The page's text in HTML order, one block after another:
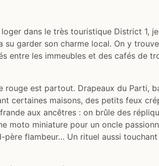
dans le très touristique District 1,
su garder son charme local. On y
entre les immeubles et des cafés de
rouge est partout. Drapeaux du Parti,
certaines maisons, des petits feux
aux ancêtres : on brûle des
moto miniature pour un oncle
père flambeur… Un rituel aussi